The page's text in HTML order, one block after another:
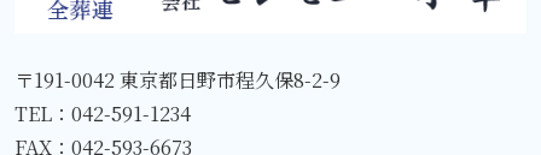
〒191-0042 東京都日野市程久保8-2-9
TEL： 042-591-1234
FAX：042-593-6673